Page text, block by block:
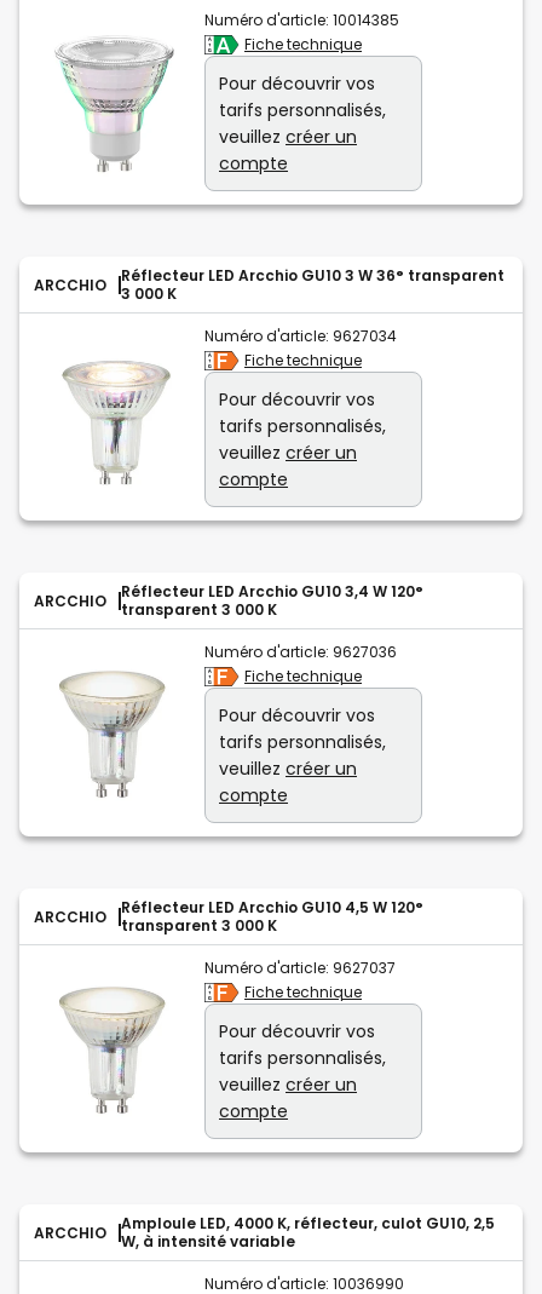
Numéro d'article: 10014385
Fiche technique
Pour découvrir vos
tarifs personnalisés,
veuillez créer un
compte
ARCCHIO
Réflecteur LED Arcchio GU10 3 W 36° transparent
3 000 K
Numéro d'article: 9627034
Fiche technique
Pour découvrir vos
tarifs personnalisés,
veuillez créer un
compte
ARCCHIO
Réflecteur LED Arcchio GU10 3,4 W 120°
transparent 3 000 K
Numéro d'article: 9627036
Fiche technique
Pour découvrir vos
tarifs personnalisés,
veuillez créer un
compte
ARCCHIO
Réflecteur LED Arcchio GU10 4,5 W 120°
transparent 3 000 K
Numéro d'article: 9627037
Fiche technique
Pour découvrir vos
tarifs personnalisés,
veuillez créer un
compte
ARCCHIO
Amploule LED, 4000 K, réflecteur, culot GU10, 2,5
W, à intensité variable
Numéro d'article: 10036990